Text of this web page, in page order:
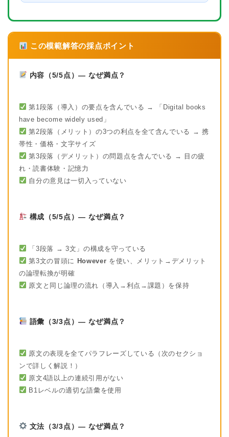
この模範解答の採点ポイント
内容（5/5点）— なぜ満点？
第1段落（導入）の要点を含んでいる → 「Digital books
have become widely used」
第2段落（メリット）の3つの利点を全て含んでいる → 携
帯性・価格・文字サイズ
第3段落（デメリット）の問題点を含んでいる → 目の疲
れ・読書体験・記憶力
自分の意見は一切入っていない
構成（5/5点）— なぜ満点？
「3段落 → 3文」の構成を守っている
第3文の冒頭に However を使い、メリット→デメリット
の論理転換が明確
原文と同じ論理の流れ（導入→利点→課題）を保持
語彙（3/3点）— なぜ満点？
原文の表現を全てパラフレーズしている（次のセクショ
ンで詳しく解説！）
原文4語以上の連続引用がない
B1レベルの適切な語彙を使用
文法（3/3点）— なぜ満点？